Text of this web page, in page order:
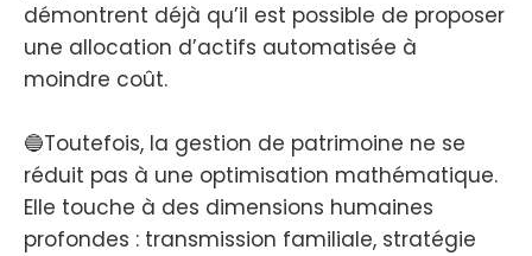
démontrent déjà qu’il est possible de proposer
une allocation d’actifs automatisée à
moindre coût.
🔵Toutefois, la gestion de patrimoine ne se
réduit pas à une optimisation mathématique.
Elle touche à des dimensions humaines
profondes : transmission familiale, stratégie